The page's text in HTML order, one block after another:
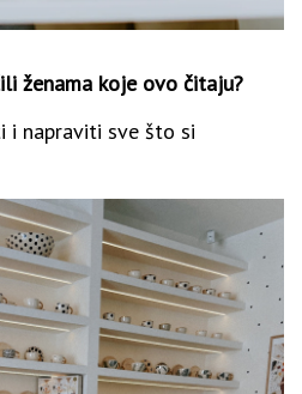
ženama koje ovo čitaju?
i napraviti sve što si